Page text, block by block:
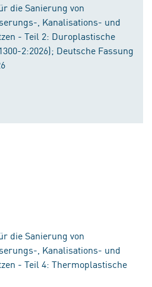
die Sanierung von
, Kanalisations- und
- Teil 2: Duroplastische
2:2026); Deutsche Fassung
die Sanierung von
, Kanalisations- und
- Teil 4: Thermoplastische